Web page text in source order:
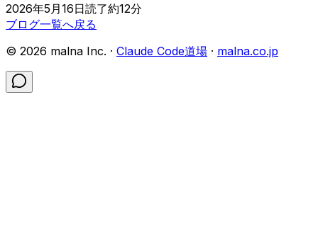
2026年5月16日読了約12分
ブログ一覧へ戻る
© 2026 malna Inc. · Claude Code道場 · malna.co.jp